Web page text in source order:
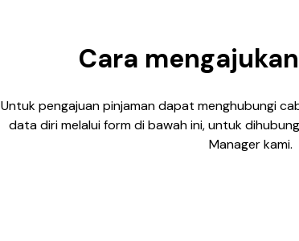
Cara
Untuk pengajuan pinjaman dapat menghubungi
data diri melalui form di bawah ini, untuk
Manager kami.